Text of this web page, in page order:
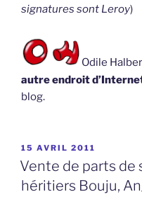
signatures sont Leroy)
Odile
autre endroit
blog.
PUBLIÉ
LE
15 AVRIL 2011
Vente de parts de
héritiers Bouju,